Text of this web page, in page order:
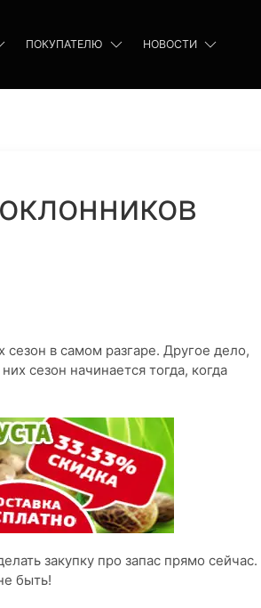
ПОКУПАТЕЛЮ НОВОСТИ
сезон в самом разгаре. Другое дело,
сезон начинается тогда, когда
закупку про запас прямо сейчас.
быть!